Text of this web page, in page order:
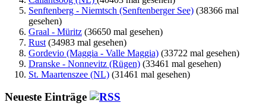
Senftenberg - Niemtsch (Senftenberger See) (38366 mal
gesehen)
Graal - Müritz (36650 mal gesehen)
Rust (34983 mal gesehen)
Gordevio (Maggia - Valle Maggia) (33722 mal gesehen)
Dranske - Nonnevitz (Rügen) (33461 mal gesehen)
St. Maartenszee (NL) (31461 mal gesehen)
Neueste Einträge